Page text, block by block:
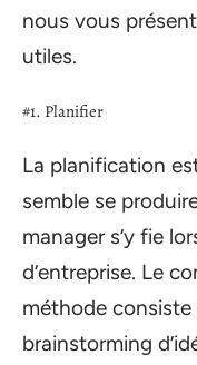
nous vous
utiles.
#1. Planifier
La planification
semble se
manager s’y fie
d’entreprise. Le
méthode consiste
brainstorming